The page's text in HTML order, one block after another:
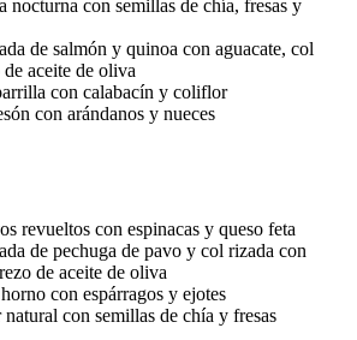
nocturna con semillas de chía, fresas y
de salmón y quinoa con aguacate, col
aceite de oliva
con calabacín y coliflor
con arándanos y nueces
revueltos con espinacas y queso feta
de pechuga de pavo y col rizada con
de aceite de oliva
con espárragos y ejotes
con semillas de chía y fresas